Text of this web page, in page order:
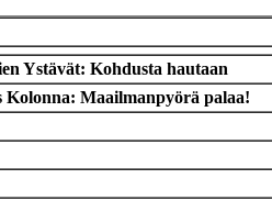
Ystävät: Kohdusta hautaan
Maailmanpyörä palaa!